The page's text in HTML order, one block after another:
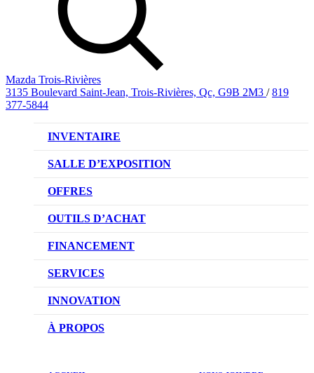
Mazda Trois-Rivières
3135 Boulevard Saint-Jean, Trois-Rivières, Qc, G9B 2M3 / 819
377-5844
INVENTAIRE
VÉHICULES NEUFS
VÉHICULES D’OCCASION
SALLE D’EXPOSITION
OFFRES
OFFRES DU CONCESSIONNAIRE
OUTILS D’ACHAT
CONFIGUREZ VOTRE VÉHICULE
RÉSERVEZ UN ESSAI ROUTIER
DEMANDEZ UN PRIX
FINANCEMENT
NOTRE DIFFÉRENCE
DEMANDE DE CRÉDIT AUTO
SERVICES
NOTRE PROMESSE
PRENDRE UN RENDEZ-VOUS
INNOVATION
TECHNOLOGIE SKYACTIV
À PROPOS